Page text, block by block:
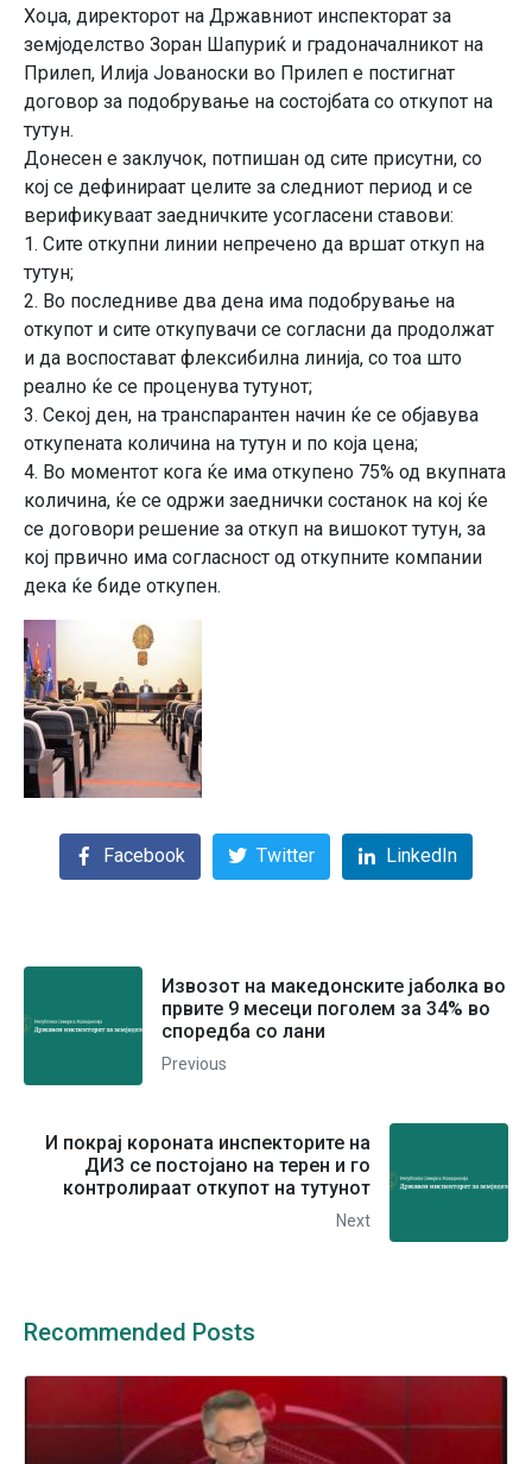
Хоџа, директорот на Државниот инспекторат за
земјоделство Зоран Шапуриќ и градоначалникот на
Прилеп, Илија Јованоски во Прилеп е постигнат
договор за подобрување на состојбата со откупот на
тутун.
Донесен е заклучок, потпишан од сите присутни, со
кој се дефинираат целите за следниот период и се
верификуваат заедничките усогласени ставови:
1. Сите откупни линии непречено да вршат откуп на
тутун;
2. Во последниве два дена има подобрување на
откупот и сите откупувачи се согласни да продолжат
и да воспостават флексибилна линија, со тоа што
реално ќе се проценува тутунот;
3. Секој ден, на транспарантен начин ќе се објавува
откупената количина на тутун и по која цена;
4. Во моментот кога ќе има откупено 75% од вкупната
количина, ќе се одржи заеднички состанок на кој ќе
се договори решение за откуп на вишокот тутун, за
кој првично има согласност од откупните компании
дека ќе биде откупен.
Facebook Twitter LinkedIn
Извозот на македонските јаболка во
првите 9 месеци поголем за 34% во
споредба со лани
Previous
И покрај короната инспекторите на
ДИЗ се постојано на терен и го
контролираат откупот на тутунот
Next
Recommended Posts